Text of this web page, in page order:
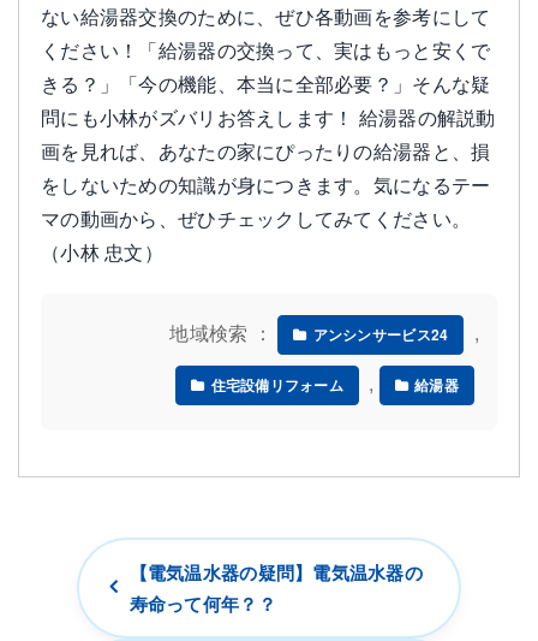
ない給湯器交換のために、ぜひ各動画を参考にして
ください！「給湯器の交換って、実はもっと安くで
きる？」「今の機能、本当に全部必要？」そんな疑
問にも小林がズバリお答えします！ 給湯器の解説動
画を見れば、あなたの家にぴったりの給湯器と、損
をしないための知識が身につきます。気になるテー
マの動画から、ぜひチェックしてみてください。
（小林 忠文）
地域検索 ： アンシンサービス24 ,
住宅設備リフォーム , 給湯器
【電気温水器の疑問】電気温水器の
寿命って何年？？